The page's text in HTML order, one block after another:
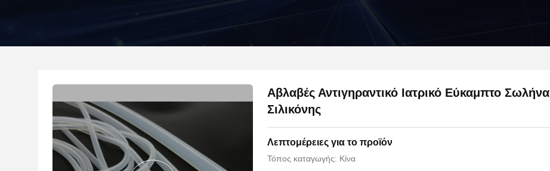
Αβλαβές Αντιγηραντικό Ιατρικό Εύκαμπτο Σωλήνα
Σιλικόνης
Λεπτομέρειες για το προϊόν
Τόπος καταγωγής: Κίνα